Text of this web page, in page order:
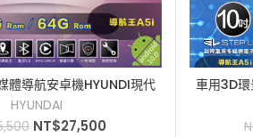
加入購物車
體導航安卓機HYUNDI現代
到府安裝9吋
2017-2018
HYUNDAI
NT$27,500
車用3D